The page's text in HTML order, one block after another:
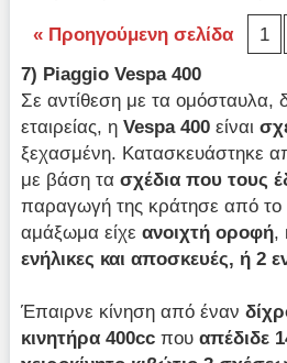
« Προηγούμενη σελίδα 1
7) PiaggioVespa 400
Σε αντίθεση με τα ομόσταυλα,
εταιρείας, ηVespa 400 είναι
ξεχασμένη. Κατασκευάστηκε
με βάση τασχέδια που τους
παραγωγή της κράτησε από το
αμάξωμα είχεανοιχτή οροφή,
ενήλικες και αποσκευές, ή 2
Έπαιρνε κίνηση από έναν
κινητήρα 400cc πουαπέδιδε